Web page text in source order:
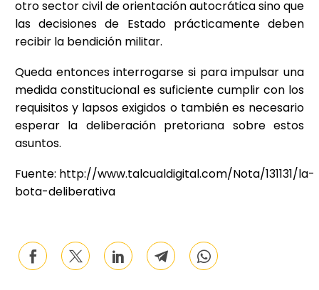
otro sector civil de orientación autocrática sino que
las decisiones de Estado prácticamente deben
recibir la bendición militar.
Queda entonces interrogarse si para impulsar una
medida constitucional es suficiente cumplir con los
requisitos y lapsos exigidos o también es necesario
esperar la deliberación pretoriana sobre estos
asuntos.
Fuente: http://www.talcualdigital.com/Nota/131131/la-
bota-deliberativa